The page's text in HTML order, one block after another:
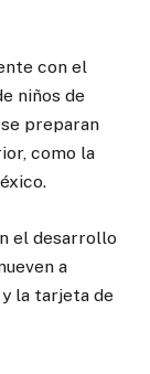
con el
niños de
preparan
como la
el desarrollo
a
la tarjeta de